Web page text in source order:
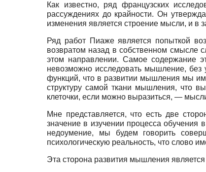
Как известно, ряд французских
рассуждениях до крайности. Он
изменения является строение мысли, и в
Ряд работ Пиаже является попыткой
возвратом назад в собственном
этом направлении. Самое содержание
невозможно исследовать мышление, без
функций, что в развитии мышления мы
структуру самой ткани мышления, что
клеточки, если можно выразиться, —
Мне представляется, что есть две
значение в изучении процесса обучения
недоумение, мы будем говорить
психологическую реальность, что слово
Эта сторона развития мышления